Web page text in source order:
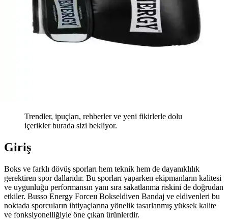
Trendler, ipuçları, rehberler ve yeni fikirlerle dolu
içerikler burada sizi bekliyor.
Giriş
Boks ve farklı dövüş sporları hem teknik hem de dayanıklılık
gerektiren spor dallarıdır. Bu sporları yaparken ekipmanların kalitesi
ve uygunluğu performansın yanı sıra sakatlanma riskini de doğrudan
etkiler. Busso Energy Forceıı Bokseldiven Bandaj ve eldivenleri bu
noktada sporcuların ihtiyaçlarına yönelik tasarlanmış yüksek kalite
ve fonksiyonelliğiyle öne çıkan ürünlerdir.